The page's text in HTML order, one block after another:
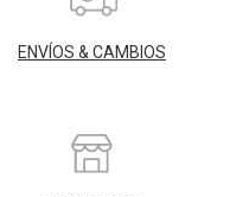
ENVÍOS & CAMBIOS